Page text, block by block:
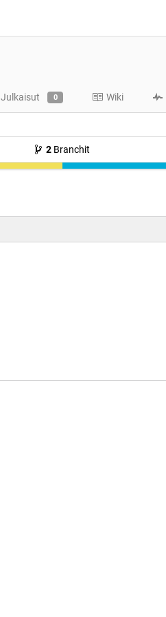
Julkaisut 0 Wiki
2Branchit